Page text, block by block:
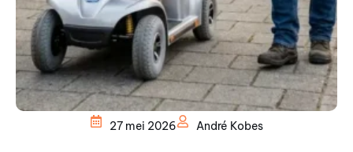
27 mei 2026 André Kobes